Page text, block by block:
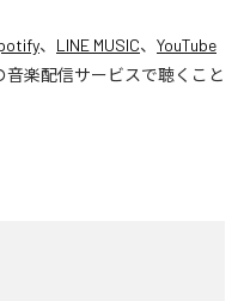
、 LINE MUSIC、 YouTube
音楽配信サービスで聴くこと